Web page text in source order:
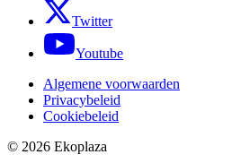
Twitter
Youtube
Algemene voorwaarden
Privacybeleid
Cookiebeleid
© 2026 Ekoplaza